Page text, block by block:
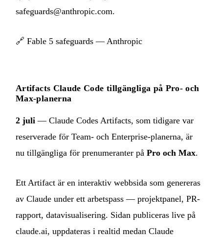
safeguards@anthropic.com.
🔗 Fable 5 safeguards — Anthropic
Artifacts Claude Code tillgängliga på Pro- och
Max-planerna
2 juli — Claude Codes Artifacts, som tidigare var
reserverade för Team- och Enterprise-planerna, är
nu tillgängliga för prenumeranter på Pro och Max.
Ett Artifact är en interaktiv webbsida som genereras
av Claude under ett arbetspass — projektpanel, PR-
rapport, datavisualisering. Sidan publiceras live på
claude.ai, uppdateras i realtid medan Claude